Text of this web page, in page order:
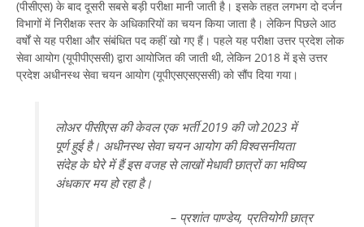
(पीसीएस) के बाद दूसरी सबसे बड़ी परीक्षा मानी जाती है। इसके तहत लगभग दो दर्जन
विभागों में निरीक्षक स्तर के अधिकारियों का चयन किया जाता है। लेकिन पिछले आठ
वर्षों से यह परीक्षा और संबंधित पद कहीं खो गए हैं। पहले यह परीक्षा उत्तर प्रदेश लोक
सेवा आयोग (यूपीपीएससी) द्वारा आयोजित की जाती थी, लेकिन 2018 में इसे उत्तर
प्रदेश अधीनस्थ सेवा चयन आयोग (यूपीएसएसएससी) को सौंप दिया गया।
लोअर पीसीएस की केवल एक भर्ती 2019 की जो 2023 में
पूर्ण हुई है। अधीनस्थ सेवा चयन आयोग की विश्वसनीयता
संदेह के घेरे में हैं इस वजह से लाखों मेधावी छात्रों का भविष्य
अंधकार मय हो रहा है।
– प्रशांत पाण्डेय, प्रतियोगी छात्र